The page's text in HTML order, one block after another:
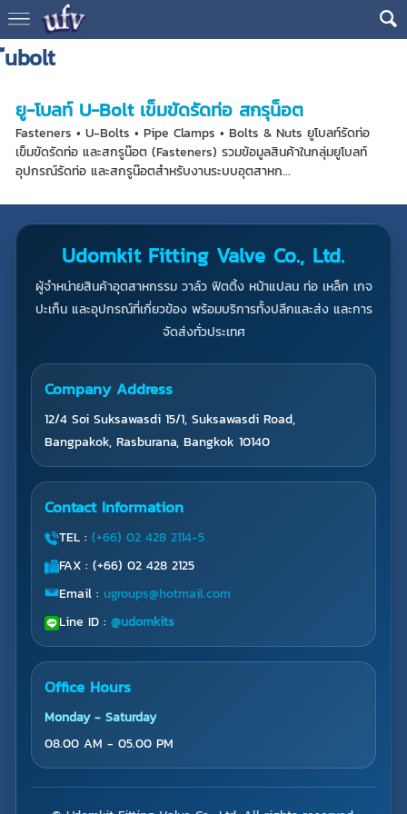
๊ubolt
ยู-โบลท์ U-Bolt เข็มขัดรัดท่อ สกรุน็อต
Fasteners • U-Bolts • Pipe Clamps • Bolts & Nuts ยูโบลท์รัดท่อ
เข็มขัดรัดท่อ และสกรูน๊อต (Fasteners) รวมข้อมูลสินค้าในกลุ่มยูโบลท์
อุปกรณ์รัดท่อ และสกรูน๊อตสำหรับงานระบบอุตสาหก...
Udomkit Fitting Valve Co., Ltd.
ผู้จำหน่ายสินค้าอุตสาหกรรม วาล์ว ฟิตติ้ง หน้าแปลน ท่อ เหล็ก เกจ
ปะเก็น และอุปกรณ์ที่เกี่ยวข้อง พร้อมบริการทั้งปลีกและส่ง และการ
จัดส่งทั่วประเทศ
Company Address
12/4 Soi Suksawasdi 15/1, Suksawasdi Road,
Bangpakok, Rasburana, Bangkok 10140
Contact Information
TEL : (+66) 02 428 2114-5
FAX : (+66) 02 428 2125
Email : ugroups@hotmail.com
Line ID : @udomkits
Office Hours
Monday - Saturday
08.00 AM - 05.00 PM